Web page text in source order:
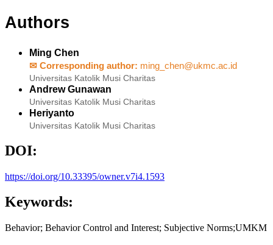
Authors
Ming Chen
✉ Corresponding author: ming_chen@ukmc.ac.id
Universitas Katolik Musi Charitas
Andrew Gunawan
Universitas Katolik Musi Charitas
Heriyanto
Universitas Katolik Musi Charitas
DOI:
https://doi.org/10.33395/owner.v7i4.1593
Keywords:
Behavior; Behavior Control and Interest; Subjective Norms;UMKM